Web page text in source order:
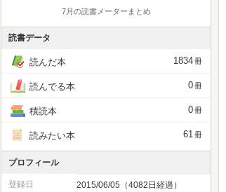
7月の読書メーターまとめ
読書データ
読んだ本 1834冊
読んでる本 0冊
積読本 0冊
読みたい本 61冊
プロフィール
登録日 2015/06/05（4082日経過）